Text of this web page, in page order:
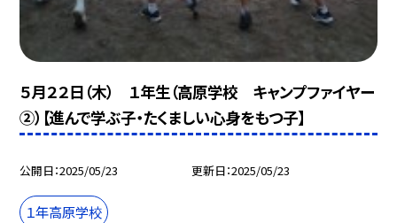
５月２２日（木） １年生（高原学校 キャンプファイヤー
②）【進んで学ぶ子・たくましい心身をもつ子】
公開日 2025/05/23 更新日 2025/05/23
１年高原学校